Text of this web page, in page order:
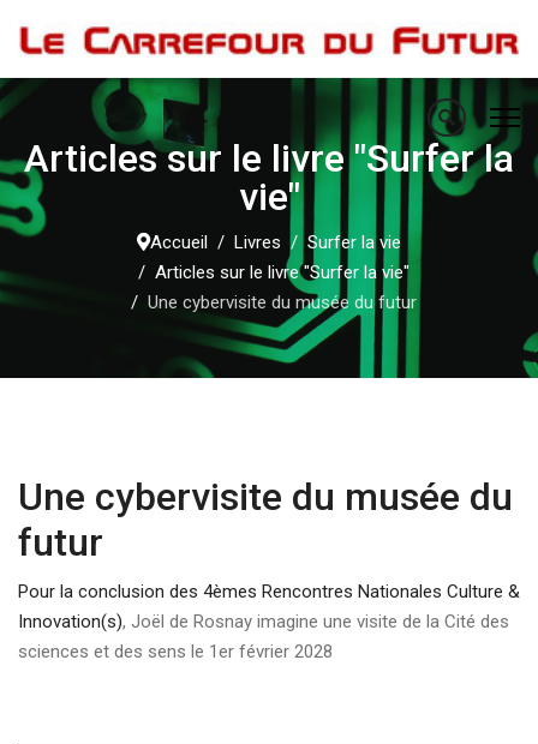
Articles sur le livre "Surfer la
vie"
Accueil Livres
Surfer la vie
Articles sur le livre "Surfer la vie"
Une cybervisite du musée du futur
Une cybervisite du musée du
futur
Pour la conclusion des 4èmes Rencontres Nationales Culture &
Innovation(s), Joël de Rosnay imagine une visite de la Cité des
sciences et des sens le 1er février 2028